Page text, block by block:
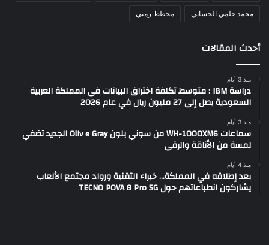
محمد حلمي الحساني مخطط زمني
أحدث المقالات
منذ 3 أيام
دراسة IBM : متوسط تكلفة اختراق البيانات في المملكة العربية
السعودية يصل إلى 27 مليون ريال في عام 2026
منذ 3 أيام
سماعات WH-1000XM6 من سوني بلون Oliv e Gray الجديد تضفي
لمسة من الأناقة والرقي
منذ 4 أيام
بعد إطلاقه في المملكة… خبراء التقنية ورواد مجتمع الألعاب
يشاركون انطباعاتهم حول TECNO POVA 8 Pro 5G